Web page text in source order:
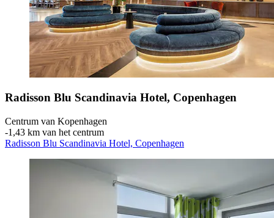
Radisson Blu Scandinavia Hotel, Copenhagen
Centrum van Kopenhagen
‐1,43 km van het centrum
Radisson Blu Scandinavia Hotel, Copenhagen